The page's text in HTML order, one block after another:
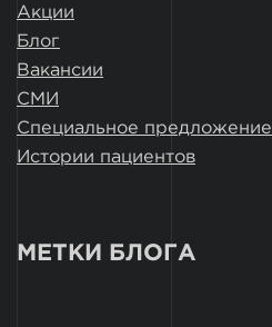
Акции
Блог
Вакансии
СМИ
Специальное предложение
Истории пациентов
МЕТКИ БЛОГА